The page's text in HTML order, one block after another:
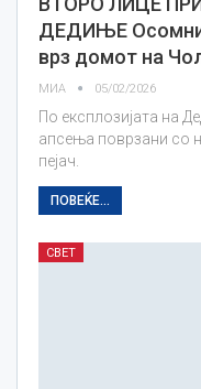
ДЕДИЊЕ
врз домот на
МИА 05/02/2026
По експлозијата на
апсења поврзани со
пејач.
ПОВЕЌЕ...
СВЕТ